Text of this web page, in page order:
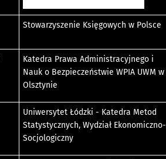
Stowarzyszenie Księgowych w Polsce​
Katedra Prawa Administracyjnego i
Nauk o Bezpieczeństwie WPIA UWM w
Olsztynie
Uniwersytet Łódzki - Katedra Metod
Statystycznych, Wydział Ekonomiczno-
Socjologiczny